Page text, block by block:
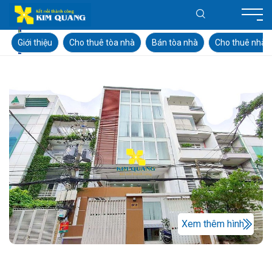
Giới thiệu Cho thuê tòa nhà Bán tòa nhà Cho thuê nhà
Xem thêm hình